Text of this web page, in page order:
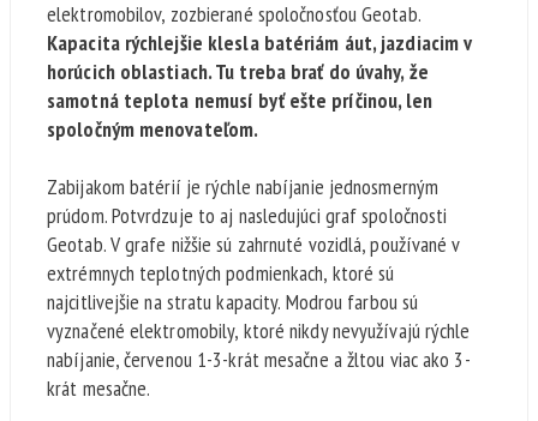
elektromobilov, zozbierané spoločnosťou Geotab.
Kapacita rýchlejšie klesla batériám áut, jazdiacim v
horúcich oblastiach. Tu treba brať do úvahy, že
samotná teplota nemusí byť ešte príčinou, len
spoločným menovateľom.
Zabijakom batérií je rýchle nabíjanie jednosmerným
prúdom. Potvrdzuje to aj nasledujúci graf spoločnosti
Geotab. V grafe nižšie sú zahrnuté vozidlá, používané v
extrémnych teplotných podmienkach, ktoré sú
najcitlivejšie na stratu kapacity. Modrou farbou sú
vyznačené elektromobily, ktoré nikdy nevyužívajú rýchle
nabíjanie, červenou 1-3-krát mesačne a žltou viac ako 3-
krát mesačne.